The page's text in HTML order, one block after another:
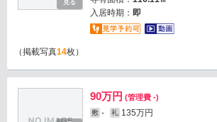
見る
入居時期： 即
（掲載写真14枚）
90万円 (管理費 -)
敷 - 礼 135万円